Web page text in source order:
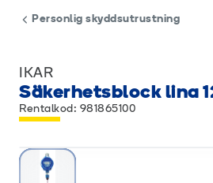
Personlig skyddsutrustning
IKAR
Säkerhetsblock lina
Rentalkod: 981865100